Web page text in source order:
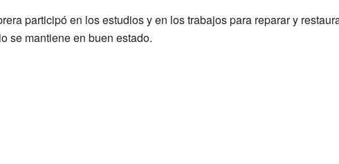
participó en los estudios y en los trabajos para reparar y
se mantiene en buen estado.